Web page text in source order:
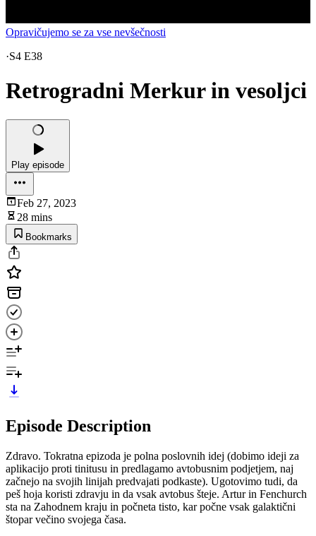
Opravičujemo se za vse nevšečnosti
·S4 E38
Retrogradni Merkur in vesoljci
Play episode
Feb 27, 2023
28 mins
Bookmarks
Episode Description
Zdravo. Tokratna epizoda je polna poslovnih idej (dobimo ideji za
aplikacijo proti tinitusu in predlagamo avtobusnim podjetjem, naj
začnejo na svojih linijah predvajati podkaste). Ugotovimo tudi, da
peš hoja koristi zdravju in da vsak avtobus šteje. Artur in Fenchurch
sta na Zahodnem kraju in počneta tisto, kar počne vsak galaktični
štopar večino svojega časa.